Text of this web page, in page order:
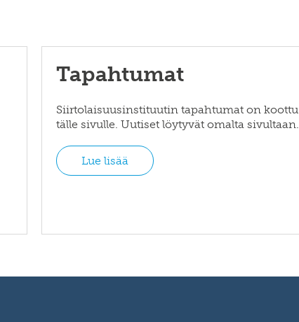
Tapahtumat
Siirtolaisuusinstituutin tapahtumat on koottu
tälle sivulle. Uutiset löytyvät omalta sivultaan.
Lue lisää